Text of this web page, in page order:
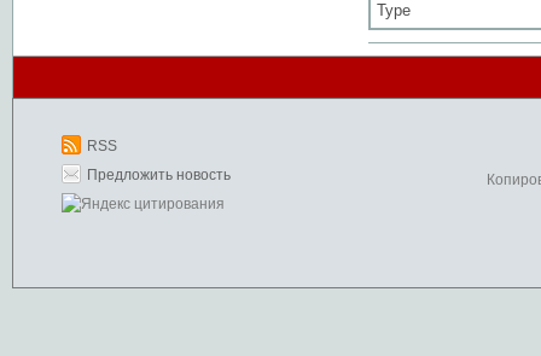
Type
RSS
Предложить новость